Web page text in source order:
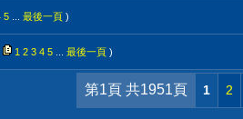
5 最後一頁 )
1 2 3 4 5 最後一頁 )
第1頁 共1951頁 1 2